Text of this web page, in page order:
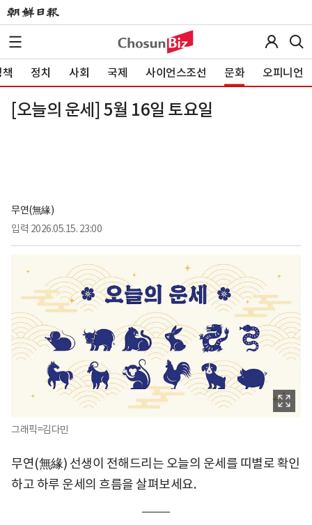
정치 사회 국제 사이언스조선 문화 오피니언
[오늘의 운세] 5월 16일 토요일
무연(無緣)
입력 2026.05.15. 23:00
그래픽=김다민
무연(無緣) 선생이 전해드리는 오늘의 운세를 띠별로 확인
하고 하루 운세의 흐름을 살펴보세요.